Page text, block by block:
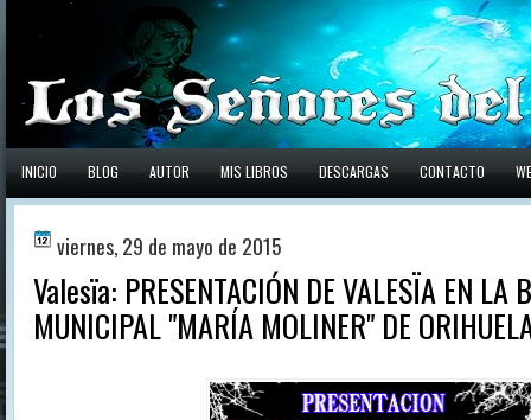
INICIO BLOG AUTOR MIS LIBROS DESCARGAS CONTACTO
viernes, 29 de mayo de 2015
Valesïa: PRESENTACIÓN DE VALESÏA EN LA
MUNICIPAL "MARÍA MOLINER" DE